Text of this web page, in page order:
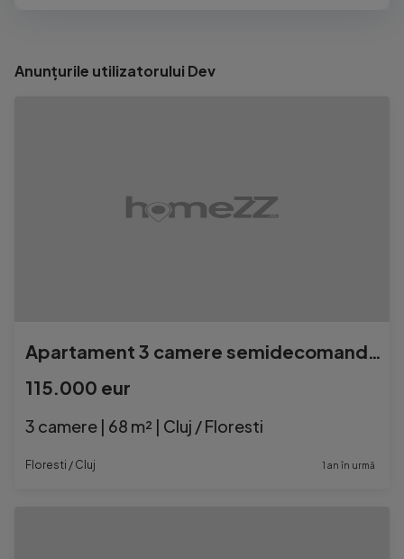
Anunțurile utilizatorului Dev
Apartament 3 camere semidecomandat FLORESTI
115.000 eur
3 camere | 68 m² | Cluj / Floresti
Floresti / Cluj 1 an în urmă